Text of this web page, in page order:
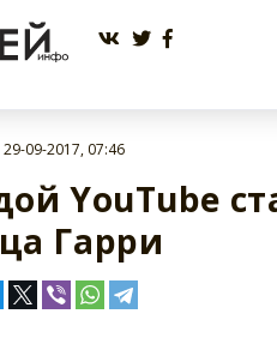
29-09-2017, 07:46
YouTube
Гарри